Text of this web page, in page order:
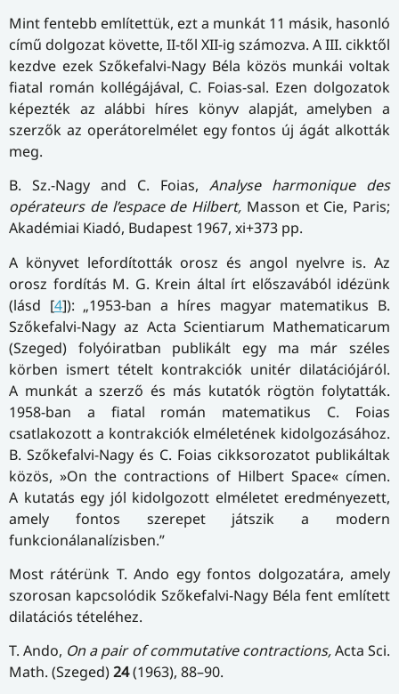
Mint fentebb említettük, ezt a munkát 11 másik, hasonló
című dolgozat követte, II-től XII-ig számozva. A III. cikktől
kezdve ezek Szőkefalvi-Nagy Béla közös munkái voltak
fiatal román kollégájával, C. Foias-sal. Ezen dolgozatok
képezték az alábbi híres könyv alapját, amelyben a
szerzők az operátorelmélet egy fontos új ágát alkották
meg.
B. Sz.-Nagy and C. Foias, Analyse harmonique des
opérateurs de l’espace de Hilbert, Masson et Cie, Paris;
Akadémiai Kiadó, Budapest 1967, xi+373 pp.
A könyvet lefordították orosz és angol nyelvre is. Az
orosz fordítás M. G. Krein által írt előszavából idézünk
(lásd [4]): „1953-ban a híres magyar matematikus B.
Szőkefalvi-Nagy az Acta Scientiarum Mathematicarum
(Szeged) folyóiratban publikált egy ma már széles
körben ismert tételt kontrakciók unitér dilatációjáról.
A munkát a szerző és más kutatók rögtön folytatták.
1958-ban a fiatal román matematikus C. Foias
csatlakozott a kontrakciók elméletének kidolgozásához.
B. Szőkefalvi-Nagy és C. Foias cikksorozatot publikáltak
közös, »On the contractions of Hilbert Space« címen.
A kutatás egy jól kidolgozott elméletet eredményezett,
amely fontos szerepet játszik a modern
funkcionálanalízisben.”
Most rátérünk T. Ando egy fontos dolgozatára, amely
szorosan kapcsolódik Szőkefalvi-Nagy Béla fent említett
dilatációs tételéhez.
T. Ando, On a pair of commutative contractions,Acta Sci.
Math. (Szeged)24(1963), 88–90.